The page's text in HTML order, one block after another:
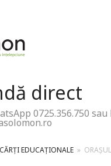
direct
0725.356.750 sau
CĂRȚI EDUCAȚIONALE » ORAȘUL